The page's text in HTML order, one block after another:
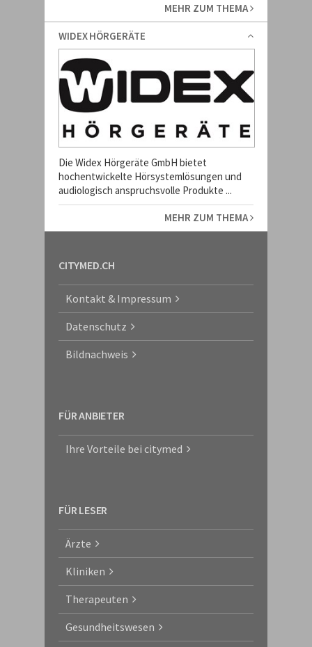
MEHR ZUM THEMA
WIDEX HÖRGERÄTE
Die Widex Hörgeräte GmbH bietet
hochentwickelte Hörsystemlösungen und
audiologisch anspruchsvolle Produkte ...
MEHR ZUM THEMA
CITYMED.CH
Kontakt & Impressum
Datenschutz
Bildnachweis
FÜR ANBIETER
Ihre Vorteile bei citymed
FÜR LESER
Ärzte
Kliniken
Therapeuten
Gesundheitswesen